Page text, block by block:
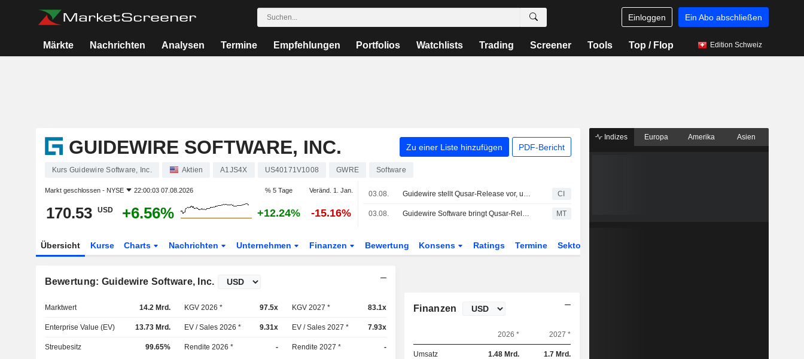
Einloggen Ein Abo abschließen
Märkte Nachrichten Analysen Termine Empfehlungen Portfolios Watchlists Trading Screener Tools Top / Flop Edition Schweiz
GUIDEWIRE SOFTWARE, INC. Zu einer Liste hinzufügen PDF-Bericht
Kurs Guidewire Software, Inc. Aktien A1JS4X US40171V1008 GWRE Software
Markt geschlossen - NYSE 22:00:03 07.08.2026 % 5 Tage Veränd. 1. Jan.
170.53 USD +6.56% +12.24% -15.16%
03.08. Guidewire stellt Qusar-Release vor, um Versicherern den Aufbau und die Steuerung von KI-Agenten zu ermöglichen CI
03.08. Guidewire Software bringt Qusar-Release mit KI-Agenten-Funktionen auf den Markt MT
Übersicht Kurse Charts Nachrichten Unternehmen Finanzen Bewertung Konsens Ratings Termine Sektor
Bewertung: Guidewire Software, Inc.
Marktwert 14.2 Mrd. KGV 2026 * 97.5x KGV 2027 * 83.1x
Enterprise Value (EV) 13.73 Mrd. EV / Sales 2026 * 9.31x EV / Sales 2027 * 7.93x
Streubesitz 99.65% Rendite 2026 * - Rendite 2027 * -
Finanzen
2026 * 2027 *
Umsatz 1.48 Mrd. 1.7 Mrd.
Indizes Europa Amerika Asien